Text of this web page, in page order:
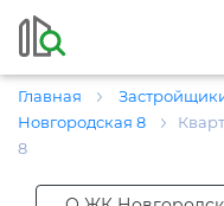
Главная
Новгородская 8
8